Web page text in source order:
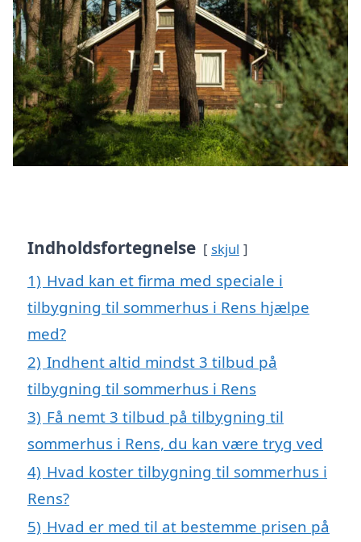
Indholdsfortegnelse skjul
1) Hvad kan et firma med speciale i
tilbygning til sommerhus i Rens hjælpe
med?
2) Indhent altid mindst 3 tilbud på
tilbygning til sommerhus i Rens
3) Få nemt 3 tilbud på tilbygning til
sommerhus i Rens, du kan være tryg ved
4) Hvad koster tilbygning til sommerhus i
Rens?
5) Hvad er med til at bestemme prisen på